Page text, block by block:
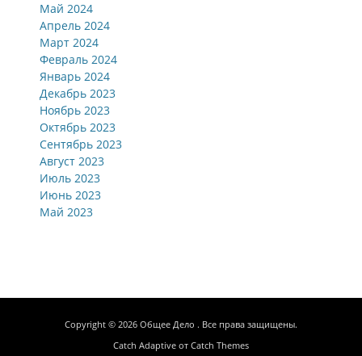
Май 2024
Апрель 2024
Март 2024
Февраль 2024
Январь 2024
Декабрь 2023
Ноябрь 2023
Октябрь 2023
Сентябрь 2023
Август 2023
Июль 2023
Июнь 2023
Май 2023
Copyright © 2026 Общее Дело . Все права защищены.
Catch Adaptive от Catch Themes